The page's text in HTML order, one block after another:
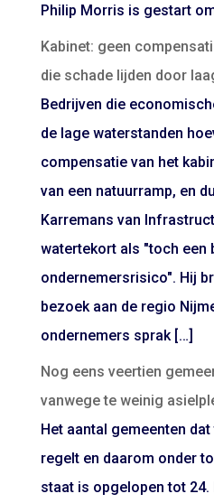
Philip Morris is gestart
Kabinet: geen
die schade lijden door
Bedrijven die
de lage waterstanden
compensatie van het
van een natuurramp, en
Karremans van
watertekort als "toch een
ondernemersrisico". Hij
bezoek aan de regio
ondernemers sprak […]
Nog eens veertien
vanwege te weinig
Het aantal gemeenten
regelt en daarom onder
staat is opgelopen tot